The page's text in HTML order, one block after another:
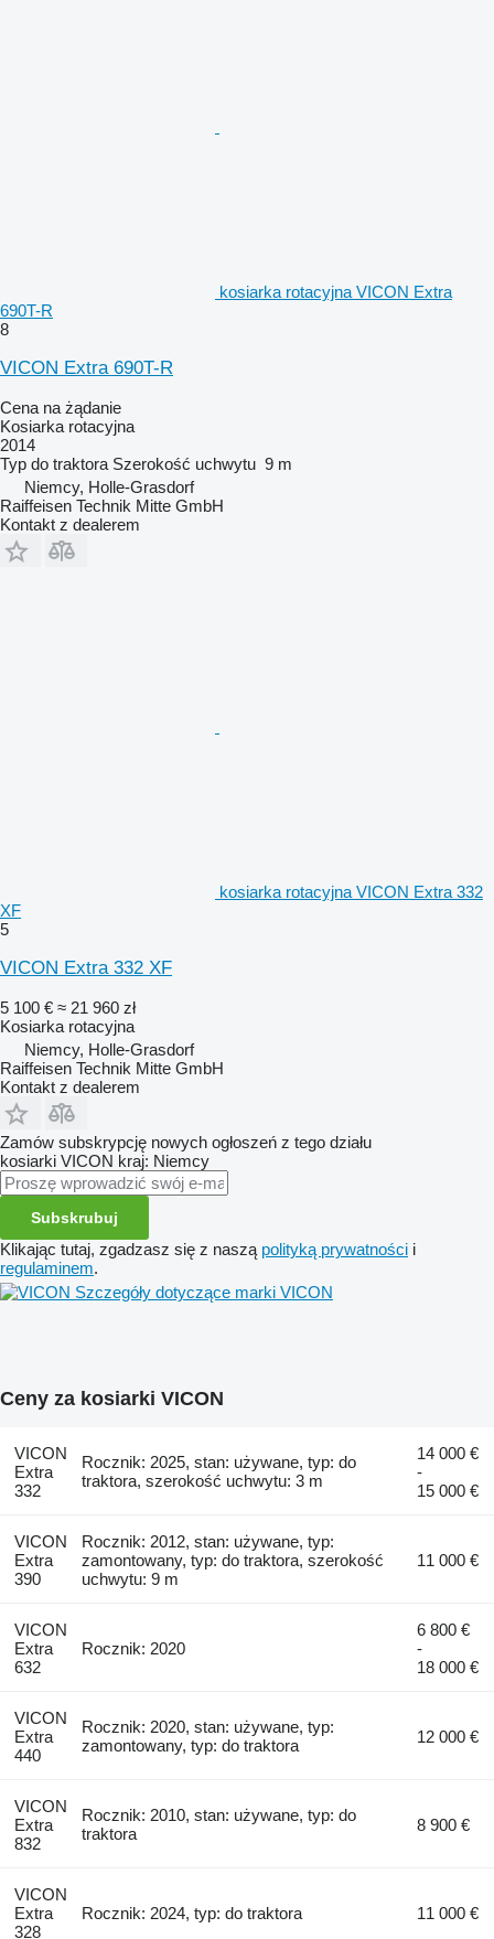
kosiarka rotacyjna VICON Extra
690T-R
8
VICON Extra 690T-R
Cena na żądanie
Kosiarka rotacyjna
2014
Typ do traktora Szerokość uchwytu 9 m
Niemcy, Holle-Grasdorf
Raiffeisen Technik Mitte GmbH
Kontakt z dealerem
kosiarka rotacyjna VICON Extra 332
XF
5
VICON Extra 332 XF
5 100 € ≈ 21 960 zł
Kosiarka rotacyjna
Niemcy, Holle-Grasdorf
Raiffeisen Technik Mitte GmbH
Kontakt z dealerem
Zamów subskrypcję nowych ogłoszeń z tego działu
kosiarki VICON kraj: Niemcy
Subskrubuj
Klikając tutaj, zgadzasz się z naszą polityką prywatności i
regulaminem.
Szczegóły dotyczące marki VICON
Ceny za kosiarki VICON
VICON
Extra
332
Rocznik: 2025, stan: używane, typ: do
traktora, szerokość uchwytu: 3 m
14 000 €
-
15 000 €
VICON
Extra
390
Rocznik: 2012, stan: używane, typ:
zamontowany, typ: do traktora, szerokość
uchwytu: 9 m
11 000 €
VICON
Extra
632
Rocznik: 2020
6 800 €
-
18 000 €
VICON
Extra
440
Rocznik: 2020, stan: używane, typ:
zamontowany, typ: do traktora
12 000 €
VICON
Extra
832
Rocznik: 2010, stan: używane, typ: do
traktora
8 900 €
VICON
Extra
328
Rocznik: 2024, typ: do traktora 11 000 €